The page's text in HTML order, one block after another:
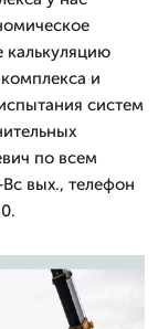
калькуляцию
и
систем
по всем
вых., телефон